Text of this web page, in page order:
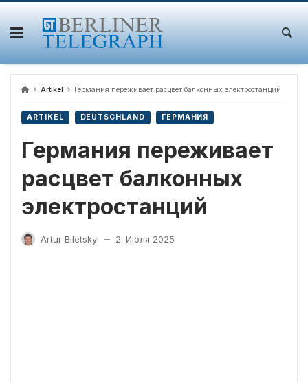
Skip
content
Artikel Германия переживает расцвет балконных электростанций
ARTIKEL DEUTSCHLAND ГЕРМАНИЯ
Германия переживает
расцвет балконных
электростанций
Artur Biletskyi — 2. Июля 2025